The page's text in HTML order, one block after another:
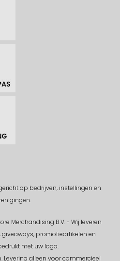
op bedrijven, instellingen en
Merchandising B.V. - Wij leveren
promotieartikelen en
met uw logo.
Levering alleen voor commercieel